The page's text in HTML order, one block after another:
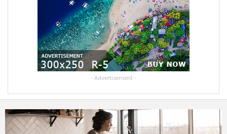
- Advertisement -